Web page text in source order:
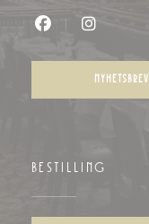
NYHETSBREV
BESTILLING